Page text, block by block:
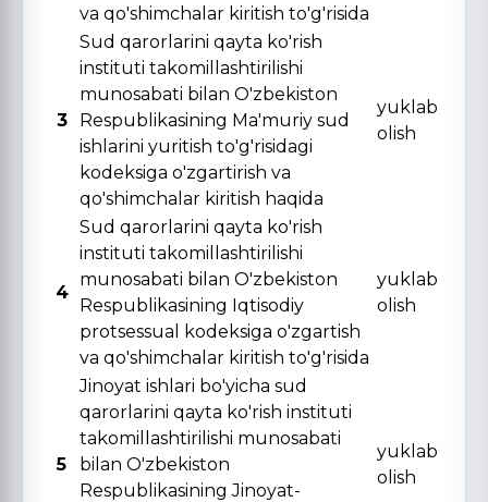
va qo'shimchalar kiritish to'g'risida
3
Sud qarorlarini qayta ko'rish
instituti takomillashtirilishi
munosabati bilan O'zbekiston
Respublikasining Ma'muriy sud
ishlarini yuritish to'g'risidagi
kodeksiga o'zgartirish va
qo'shimchalar kiritish haqida
yuklab
olish
4
Sud qarorlarini qayta ko'rish
instituti takomillashtirilishi
munosabati bilan O'zbekiston
Respublikasining Iqtisodiy
protsessual kodeksiga o'zgartish
va qo'shimchalar kiritish to'g'risida
yuklab
olish
5
Jinoyat ishlari bo'yicha sud
qarorlarini qayta ko'rish instituti
takomillashtirilishi munosabati
bilan O'zbekiston
Respublikasining Jinoyat-
yuklab
olish